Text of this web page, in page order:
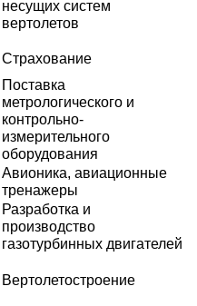
несущих систем
вертолетов
Страхование
Поставка
метрологического и
контрольно-
измерительного
оборудования
Авионика, авиационные
тренажеры
Разработка и
производство
газотурбинных двигателей
Вертолетостроение